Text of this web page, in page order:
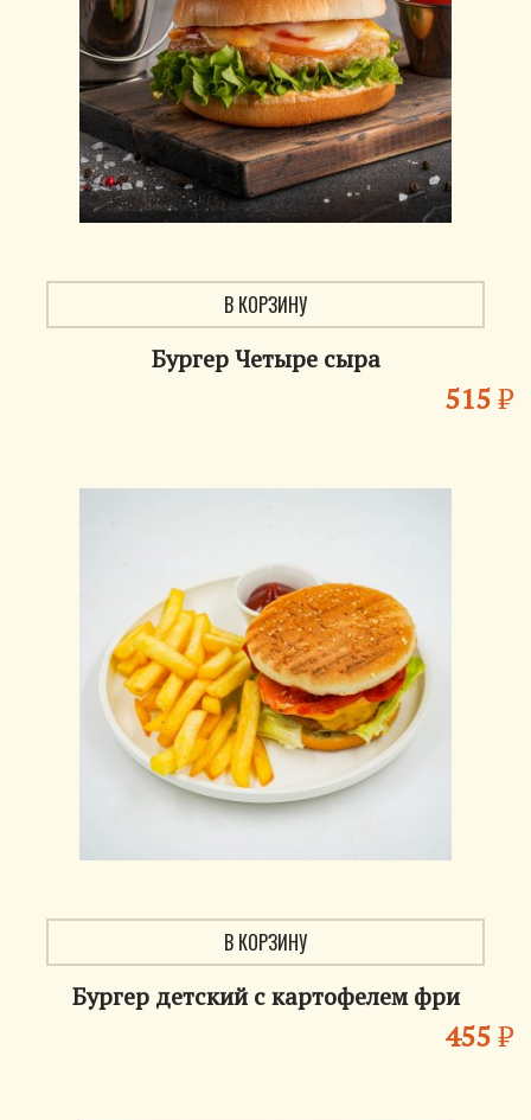
В КОРЗИНУ
Бургер Четыре сыра
515₽
В КОРЗИНУ
Бургер детский с картофелем фри
455₽